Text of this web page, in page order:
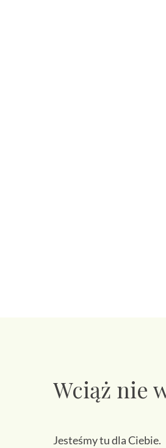
Wciąż nie
Jesteśmy tu dla Ciebie.